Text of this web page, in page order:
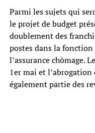
Parmi les sujets qui
le projet de budget
doublement des
postes dans la
l’assurance chômage.
1er mai et
également partie des